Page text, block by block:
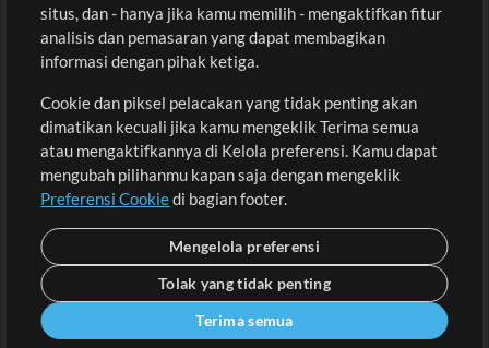
Konten Gratis
Permintaan Lagu
Lain-lain
Sesi
Kirimkan musik kamu
Playlist
MT Conference
Daftar
Lihat Keranjang
situs, dan - hanya jika kamu memilih - mengaktifkan fitur
analisis dan pemasaran yang dapat membagikan
informasi dengan pihak ketiga.
Cookie dan piksel pelacakan yang tidak penting akan
dimatikan kecuali jika kamu mengeklik Terima semua
atau mengaktifkannya di Kelola preferensi. Kamu dapat
mengubah pilihanmu kapan saja dengan mengeklik
Preferensi Cookiedi bagian footer.
Mengelola preferensi
Tolak yang tidak penting
Terima semua